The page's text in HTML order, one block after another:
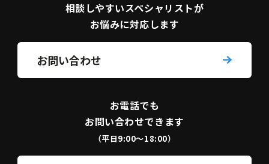
相談しやすいスペシャリストが
お悩みに対応します
お問い合わせ
お電話でも
お問い合わせできます
（平日9:00〜18:00）